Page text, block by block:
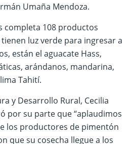
Umaña Mendoza.
completa 108 productos
luz verde para ingresar a
están el aguacate Hass,
arándanos, mandarina,
Tahití.
y Desarrollo Rural, Cecilia
por su parte que “aplaudimos
los productores de pimentón
que su cosecha llegue a los